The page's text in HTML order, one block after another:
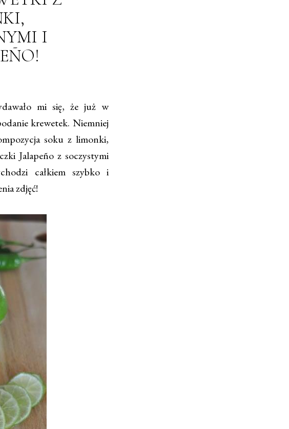
I
mi się, że już w
krewetek. Niemniej
soku z limonki,
Jalapeño z soczystymi
całkiem szybko i
zdjęć!